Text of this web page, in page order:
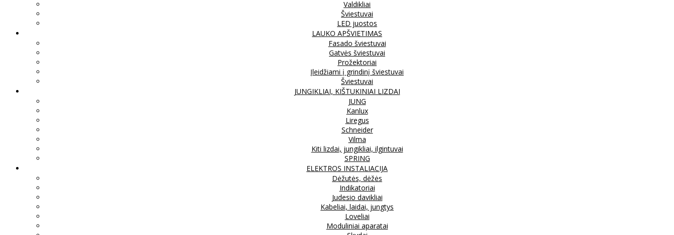
Valdikliai
Šviestuvai
LED juostos
LAUKO APŠVIETIMAS
Fasado šviestuvai
Gatvės šviestuvai
Prožektoriai
Įleidžiami į grindinį šviestuvai
Šviestuvai
JUNGIKLIAI, KIŠTUKINIAI LIZDAI
JUNG
Kanlux
Liregus
Schneider
Vilma
Kiti lizdai, jungikliai, ilgintuvai
SPRING
ELEKTROS INSTALIACIJA
Dėžutės, dėžės
Indikatoriai
Judesio davikliai
Kabeliai, laidai, jungtys
Loveliai
Moduliniai aparatai